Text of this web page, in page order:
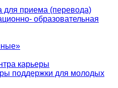
для приема (перевода)
образовательная
карьеры
поддержки для молодых